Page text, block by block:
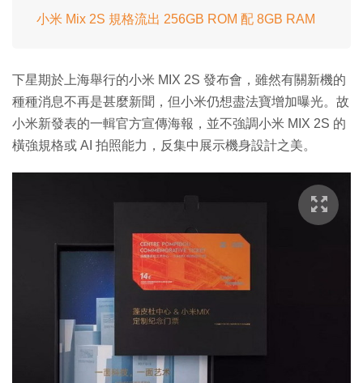
小米 Mix 2S 規格流出 256GB ROM 配 8GB RAM
下星期於上海舉行的小米 MIX 2S 發布會，雖然有關新機的
種種消息不再是甚麼新聞，但小米仍想盡法寶增加曝光。故
小米新發表的一輯官方宣傳海報，並不強調小米 MIX 2S 的
橫強規格或 AI 拍照能力，反集中展示機身設計之美。